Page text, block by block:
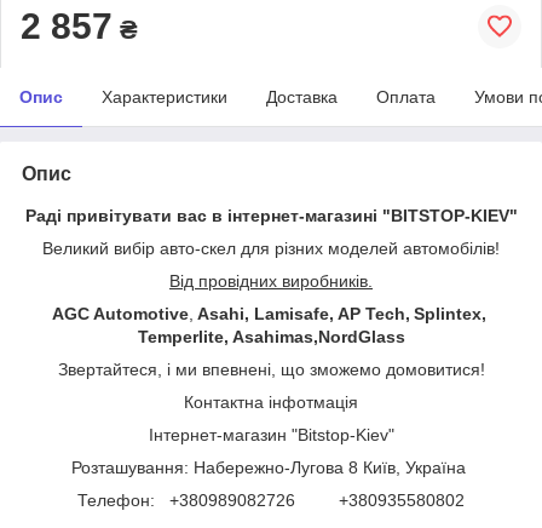
2 857 ₴
Опис Характеристики Доставка Оплата Умови
Опис
Раді привітувати вас в інтернет-магазині "BITSTOP-KIEV"
Великий вибір авто-скел для різних моделей автомобілів!
Від провідних виробників.
AGC Automotive Asahi, Lamisafe, AP Tech, Splintex,
Temperlite, Asahimas,NordGlass
Звертайтеся, і ми впевнені, що зможемо домовитися!
Контактна інфотмація
Інтернет-магазин "Bitstop-Kiev"
Розташування: Набережно-Лугова 8 Київ, Україна
Телефон: +380989082726 +380935580802